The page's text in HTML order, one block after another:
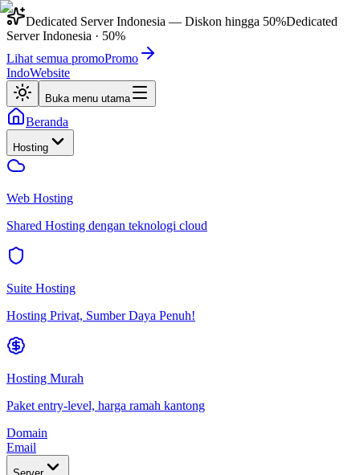
Dedicated Server Indonesia — Diskon hingga 50%Dedicated
Server Indonesia · 50%
Lihat semua promoPromo
IndoWebsite
Buka menu utama
Beranda
Hosting
Web Hosting
Shared Hosting dengan teknologi cloud
Suite Hosting
Hosting Privat, Sumber Daya Penuh!
Hosting Murah
Paket entry-level, harga ramah kantong
Domain
Email